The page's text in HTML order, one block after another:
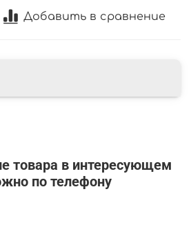
Добавить в сравнение
товара в интересующем
по телефону